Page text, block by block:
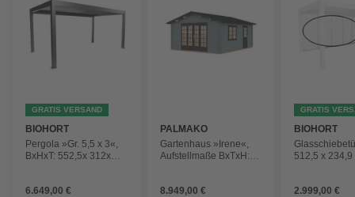
GRATIS VERSAND
BIOHORT
Pergola »Gr. 5,5 x 3«,
BxHxT: 552,5x 312x
6.649,00 €
PALMAKO
Gartenhaus »Irene«,
Aufstellmaße BxTxH:
8.949,00 €
GRATIS
BIOHORT
512,5 x 234,9
2.999,00 €